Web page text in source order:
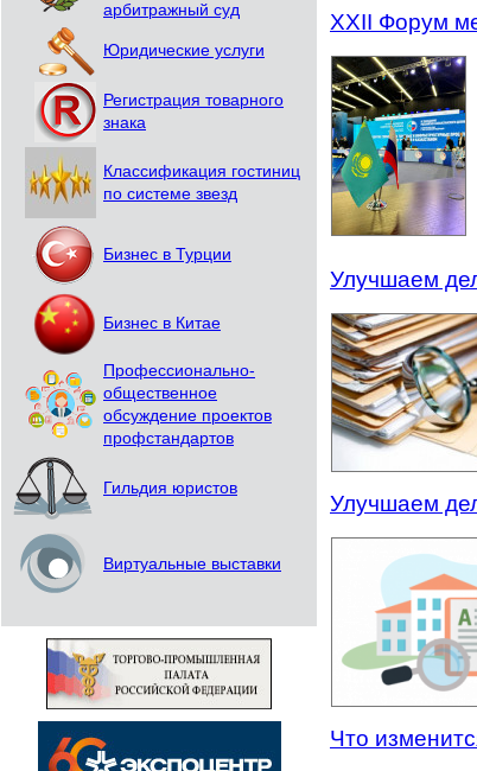
арбитражный суд
Юридические услуги
Регистрация товарного
знака
Классификация гостиниц
по системе звезд
Бизнес в Турции
Бизнес в Китае
Профессионально-
общественное
обсуждение проектов
профстандартов
Гильдия юристов
Виртуальные выставки
XXII Форум
Улучшаем
Улучшаем
Что